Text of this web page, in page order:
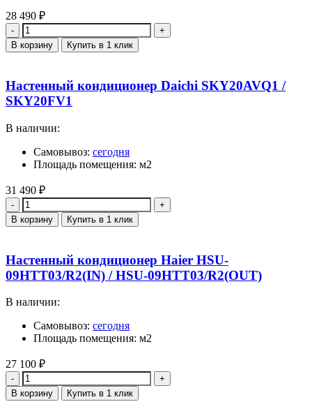
28 490 ₽
Количество
В корзину Купить в 1 клик
Настенный кондиционер Daichi SKY20AVQ1 /
SKY20FV1
В наличии:
Самовывоз: сегодня
Площадь помещения: м2
31 490 ₽
Количество
В корзину Купить в 1 клик
Настенный кондиционер Haier HSU-
09HTT03/R2(IN) / HSU-09HTT03/R2(OUT)
В наличии:
Самовывоз: сегодня
Площадь помещения: м2
27 100 ₽
Количество
В корзину Купить в 1 клик